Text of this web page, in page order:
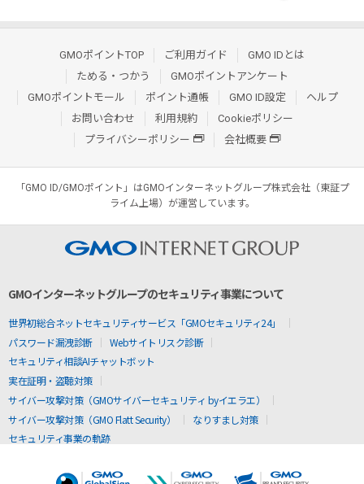
GMOポイントTOP ご利用ガイド
GMO IDとは
ためる・つかう
GMOポイントアンケート
GMOポイントモール
ポイント通帳 GMO ID設定
ヘルプ
お問い合わせ
利用規約
Cookieポリシー
プライバシーポリシー
会社概要
「GMO ID/GMOポイント」はGMOインターネットグループ株式会社（東証プ
ライム上場）が運営しています。
GMOインターネットグループのセキュリティ事業について
世界初総合ネットセキュリティサービス「GMOセキュリティ24」
パスワード漏洩診断
Webサイトリスク診断
セキュリティ相談AIチャットボット
実在証明・盗聴対策
サイバー攻撃対策（GMOサイバーセキュリティ byイエラエ）
サイバー攻撃対策（GMO Flatt Security）
なりすまし対策
セキュリティ事業の軌跡